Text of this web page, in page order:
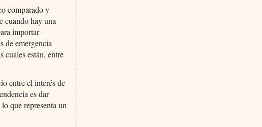
comparado y
cuando hay una
importar
de emergencia
cuales están, entre
entre el interés de
es dar
que representa un